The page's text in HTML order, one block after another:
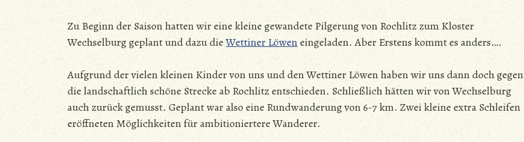
Zu Beginn der Saison hatten wir eine kleine gewandete Pilgerung von Rochlitz zum Kloster
Wechselburg geplant und dazu dieWettiner Löweneingeladen. Aber Erstens kommt es anders….
Aufgrund der vielen kleinen Kinder von uns und den Wettiner Löwen haben wir uns dann doch gegen
die landschaftlich schöne Strecke ab Rochlitz entschieden. Schließlich hätten wir von Wechselburg
auch zurück gemusst. Geplant war also eine Rundwanderung von 6-7 km. Zwei kleine extra Schleifen
eröffneten Möglichkeiten für ambitioniertere Wanderer.